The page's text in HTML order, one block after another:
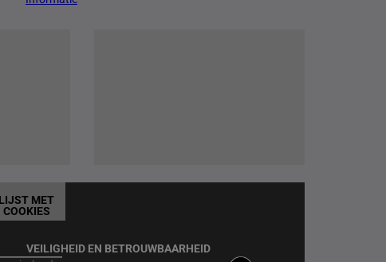
LIJST MET
COOKIES
VEILIGHEID EN BETROUWBAARHEID